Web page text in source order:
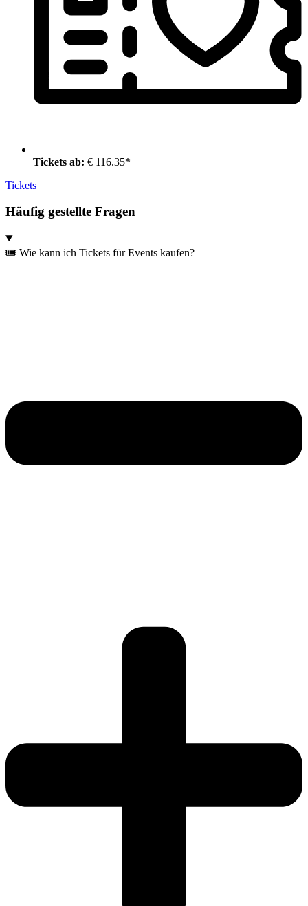
Tickets ab: € 116.35*
Tickets
Häufig gestellte Fragen
🎟️ Wie kann ich Tickets für Events kaufen?